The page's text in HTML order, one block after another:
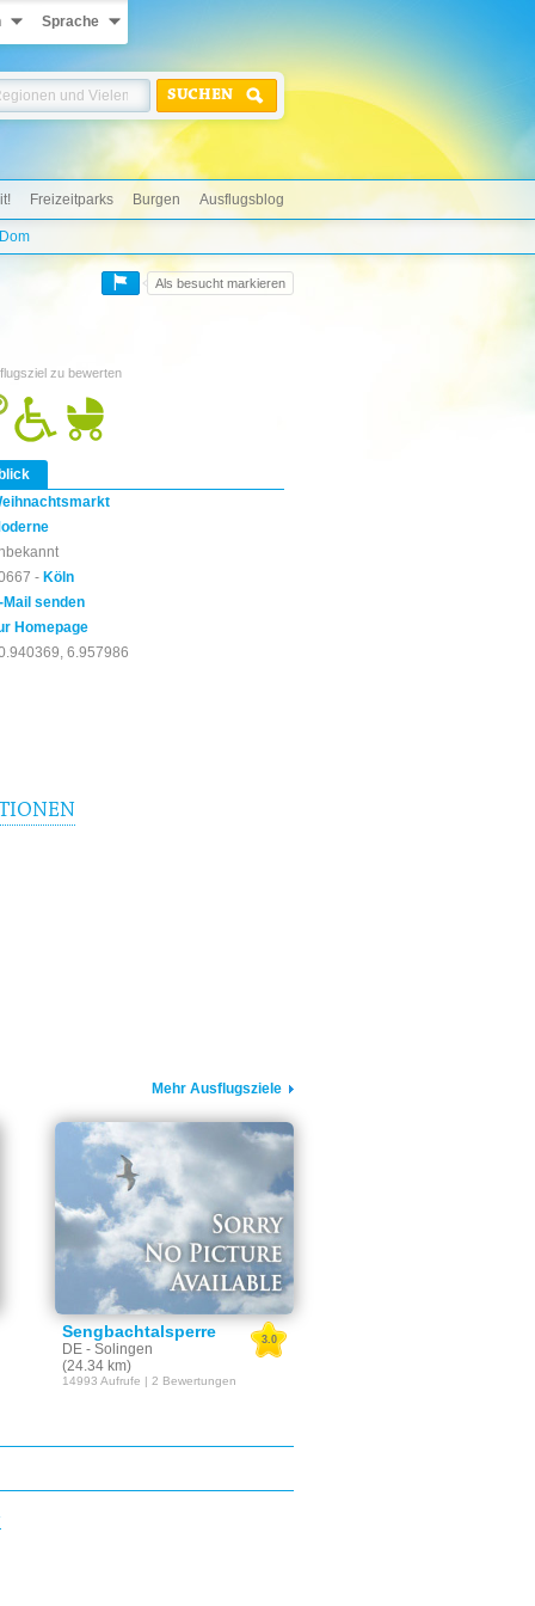
Sprache
SUCHEN
Freizeitparks Burgen Ausflugsblog
Als besucht markieren
zu bewerten
- Köln
Mail senden
Homepage
6.957986
Mehr Ausflugsziele
Sengbachtalsperre
DE - Solingen
(24.34 km)
3.0
14993 Aufrufe | 2 Bewertungen